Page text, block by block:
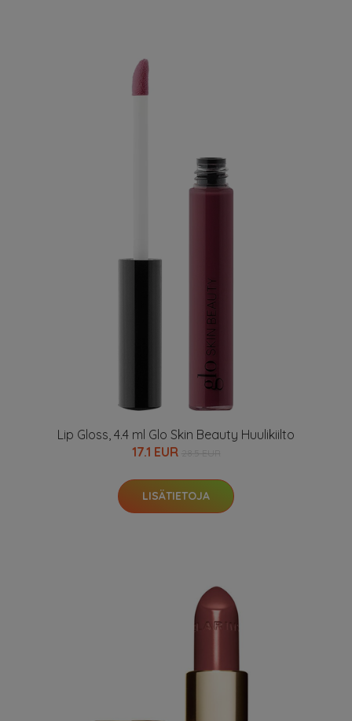
Lip Gloss, 4.4 ml Glo Skin Beauty Huulikiilto
17.1 EUR
LISÄTIETOJA